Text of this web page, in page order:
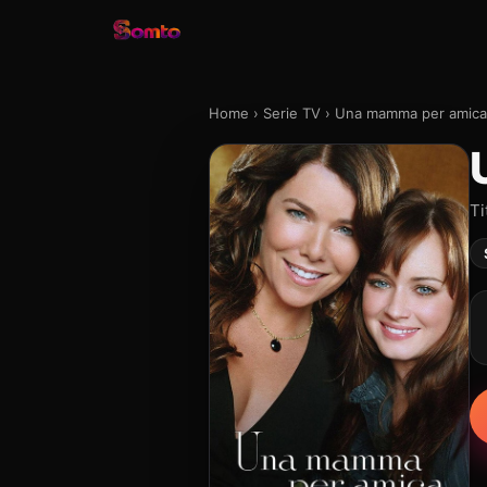
Home › Serie TV › Una mamma per amica